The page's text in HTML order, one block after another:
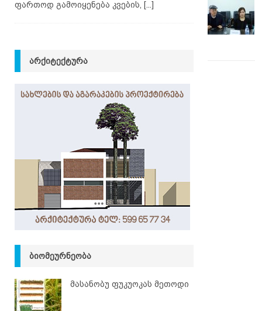
ფართოდ გამოიყენება კვების,
[...]
ᲐᲠᲥᲘᲢᲔᲥᲢᲣᲠᲐ
ᲑᲘᲝᲛᲔᲣᲠᲜᲔᲝᲑᲐ
მასანობუ ფუკუოკას მეთოდი